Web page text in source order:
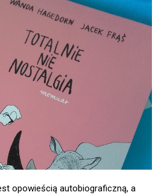
opowieścią autobiograficzną, a